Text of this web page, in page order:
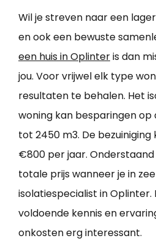
Wil je streven naar een
en ook een bewuste
een huis in Oplinteris dan
jou. Voor vrijwel elk type
resultaten te behalen. Het
woning kan besparingen
tot 2450 m3. De
€800 per jaar.
totale prijs wanneer je in
isolatiespecialist in Oplinter.
voldoende kennis en
onkosten erg interessant.